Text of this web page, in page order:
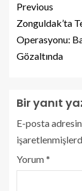
Previous
Zonguldak’ta
Operasyonu:
Gözaltında
Bir yanıt
E-posta
Yorum*